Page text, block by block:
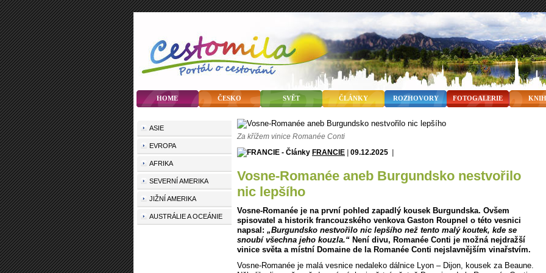
HOME ČESKO SVĚT ČLÁNKY ROZHOVORY FOTOGALERIE
Za křížem vinice Romanée Conti
FRANCIE | 09.12.2025 |
Vosne-Romanée aneb Burgundsko nestvořilo
nic lepšího
Vosne-Romanée je na první pohled zapadlý kousek Burgundska. Ovšem
spisovatel a historik francouzského venkova Gaston Roupnel o této vesnici
napsal: „Burgundsko nestvořilo nic lepšího než tento malý koutek, kde se
snoubí všechna jeho kouzla.“ Není divu, Romanée Conti je možná nejdražší
vinice světa a místní Domaine de la Romanée Conti nejslavnějším vinařstvím.
Vosne-Romanée je malá vesnice nedaleko dálnice Lyon – Dijon, kousek za Beaune.
ASIE
EVROPA
AFRIKA
SEVERNÍ AMERIKA
JIŽNÍ AMERIKA
AUSTRÁLIE A OCEÁNIE